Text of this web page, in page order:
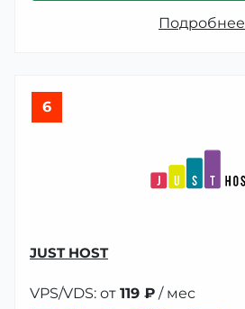
Подробнее
6
JUST HOST
VPS/VDS: от 119 ₽ / мес